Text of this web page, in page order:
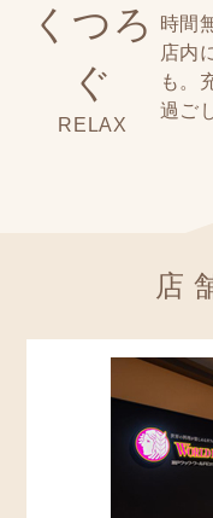
くつろ
ぐ
RELAX
時間
店内
も。
過ご
店